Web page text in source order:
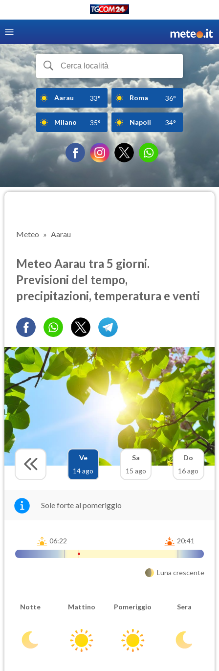
Aarau 33° Roma 36°
Milano 35° Napoli 34°
Meteo Aarau
Meteo Aarau tra 5 giorni.
Previsioni del tempo,
precipitazioni, temperatura e venti
Ve
14 ago
Sa
15 ago
Do
16 ago
Sole forte al pomeriggio
06:22 20:41
Luna crescente
Notte Mattino Pomeriggio Sera